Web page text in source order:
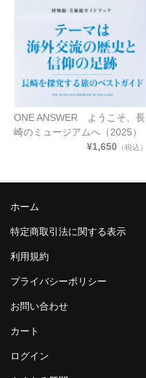
ONE ANSWER ようこそ、長
崎のミュージアムへ（2025）
¥1,650 （税込）
ホーム
特定商取引法に関する表示
利用規約
プライバシーポリシー
お問い合わせ
カート
ログイン